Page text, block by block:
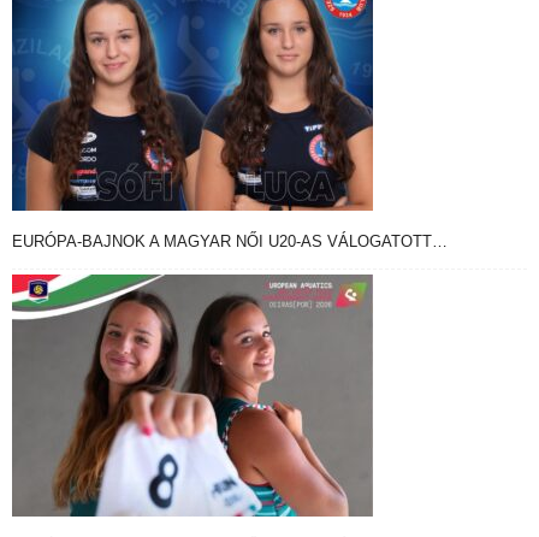
EURÓPA-BAJNOK A MAGYAR NŐI U20-AS VÁLOGATOTT…